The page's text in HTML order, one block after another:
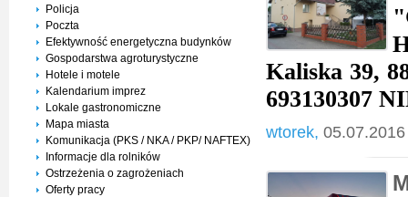
Policja
Poczta
Efektywność energetyczna budynków
Gospodarstwa agroturystyczne
Hotele i motele
Kalendarium imprez
Lokale gastronomiczne
Mapa miasta
Komunikacja (PKS / NKA / PKP/ NAFTEX)
Informacje dla rolników
Ostrzeżenia o zagrożeniach
Oferty pracy
Kaliska 39,
693130307
wtorek,